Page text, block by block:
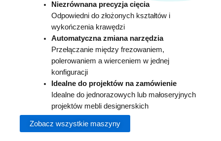
Niezrównana precyzja cięcia
Odpowiedni do złożonych kształtów i
wykończenia krawędzi
Automatyczna zmiana narzędzia
Przełączanie między frezowaniem,
polerowaniem a wierceniem w jednej
konfiguracji
Idealne do projektów na zamówienie
Idealne do jednorazowych lub małoseryjnych
projektów mebli designerskich
Zobacz wszystkie maszyny